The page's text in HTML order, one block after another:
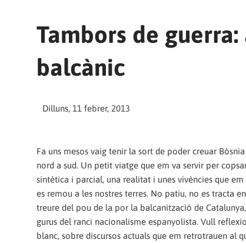
Tambors de
balcànic
Dilluns, 11 febrer, 2013
Fa uns mesos vaig tenir la sort de poder creuar
nord a sud. Un petit viatge que em va servir per
sintètica i parcial, una realitat i unes vivències que
es remou a les nostres terres. No patiu, no es tracta
treure del pou de la por la balcanització de
gurus del ranci nacionalisme espanyolista. Vull
blanc, sobre discursos actuals que em retrotrauen al